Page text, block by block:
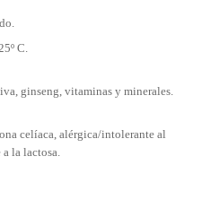
C.
ginseng, vitaminas y minerales.
celíaca, alérgica/intolerante al
la lactosa.